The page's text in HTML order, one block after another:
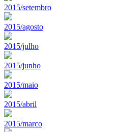
2015/setembro
2015/agosto
2015/julho
2015/junho
2015/maio
2015/abril
2015/marco